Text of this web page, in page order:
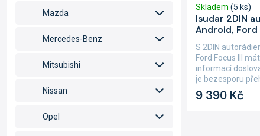
Mazda
Mercedes-Benz
Mitsubishi
Nissan
Opel
Isudar 2DIN
Android, Ford
Skladem (5 ks)
9 390 Kč
S 2DIN
Ford Focus III
informací
je bezesporu